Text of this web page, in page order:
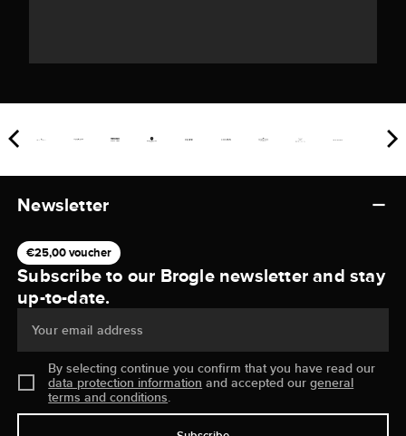
Newsletter
€25,00 voucher
Subscribe to our Brogle newsletter and stay
up-to-date.
Your email address
By selecting continue you confirm that you have read our
data protection information and accepted ourgeneral
terms and conditions.